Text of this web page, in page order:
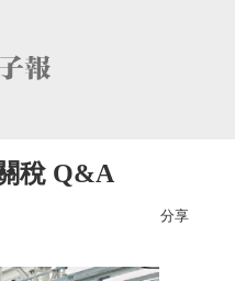
稅 Q&A
分享